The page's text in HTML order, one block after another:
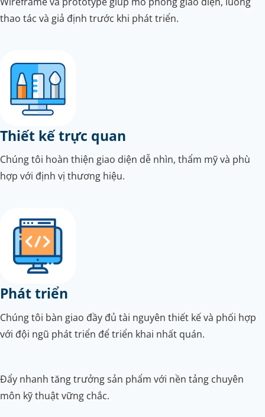
thao tác và giả định trước khi phát triển.
Thiết kế trực quan
Chúng tôi hoàn thiện giao diện dễ nhìn, thẩm mỹ và phù
hợp với định vị thương hiệu.
Phát triển
Chúng tôi bàn giao đầy đủ tài nguyên thiết kế và phối hợp
với đội ngũ phát triển để triển khai nhất quán.
Đẩy nhanh tăng trưởng sản phẩm với nền tảng chuyên
môn kỹ thuật vững chắc.